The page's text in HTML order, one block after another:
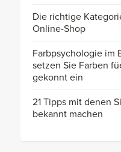
Die richtige
Online-Shop
Farbpsychologie im
setzen Sie Farben
gekonnt ein
21 Tipps mit denen
bekannt machen